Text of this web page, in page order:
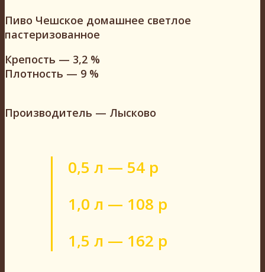
Пиво Чешское домашнее светлое
пастеризованное
Крепость — 3,2 %
Плотность — 9 %
Производитель — Лысково
0,5 л — 54 р
1,0 л — 108 р
1,5 л — 162 р